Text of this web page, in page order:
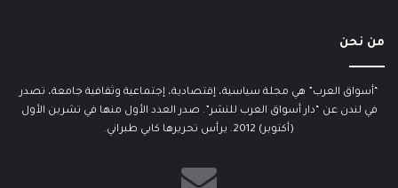
من نحن
“أسواق العرب” هي مجلة سياسية، إقتصادية، إجتماعية وثقافية جامعة، تصدر
في لندن عن “دار أسواق العرب للنشر”. صدر العدد الأول منها في تشرين الأول
(أكتوبر) 2012. يرأس تحريرها كابي طبراني.